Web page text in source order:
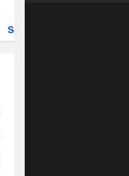
Secteur